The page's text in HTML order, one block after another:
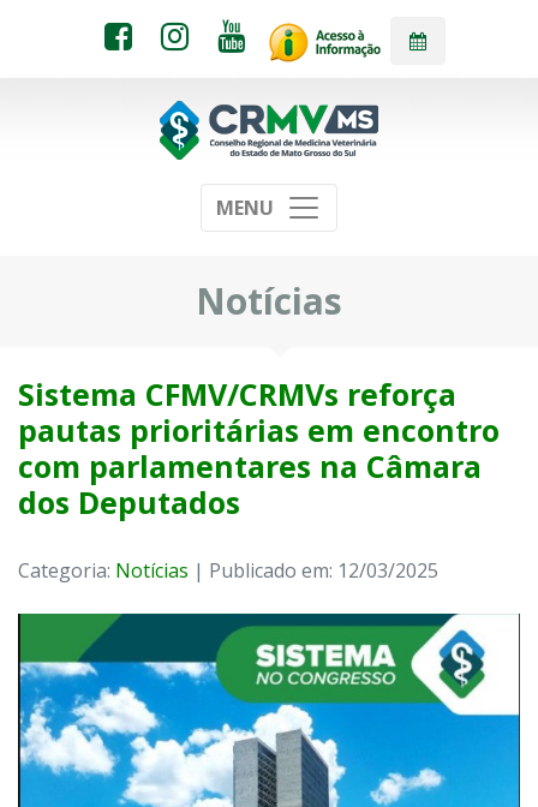
MENU
Notícias
Sistema CFMV/CRMVs reforça
pautas prioritárias em encontro
com parlamentares na Câmara
dos Deputados
Categoria: Notícias | Publicado em: 12/03/2025